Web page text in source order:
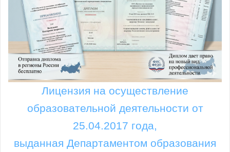
Лицензия на осуществление
образовательной деятельности от
25.04.2017 года,
выданная Департаментом образования